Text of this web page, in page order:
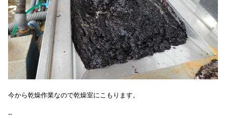
今から乾燥作業なので乾燥室にこもります。
--